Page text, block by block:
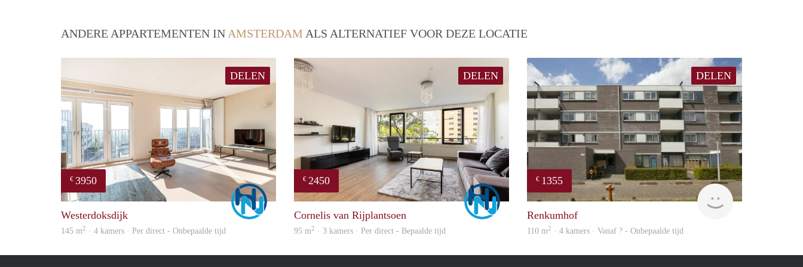
ANDERE APPARTEMENTEN IN AMSTERDAM ALS ALTERNATIEF VOOR DEZE LOCATIE
DELEN
€ 3950
Westerdoksdijk
145 m2 · 4 kamers · Per direct - Onbepaalde tijd
DELEN
€ 2450
Marco
Cornelis van Rijplantsoen
95 m2 · 3 kamers · Per direct - Bepaalde tijd
DELEN
€ 1355
rent
Renkumhof
110 m2 · 4 kamers · Vanaf ? - Onbepaalde tijd